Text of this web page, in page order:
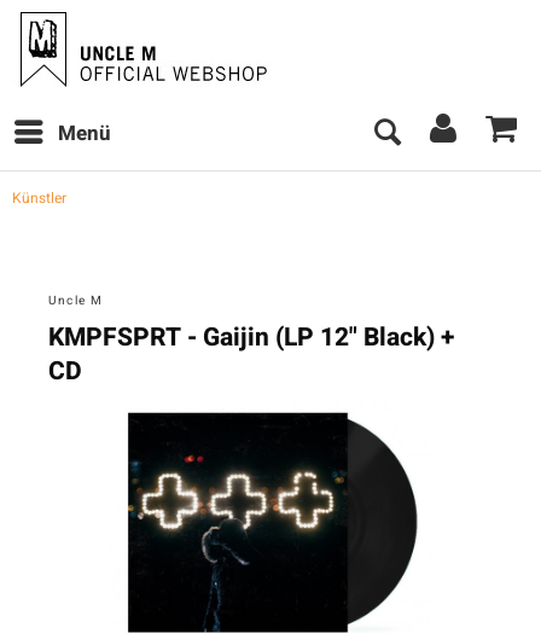
Menü
Künstler
Uncle M
KMPFSPRT - Gaijin (LP 12" Black) +
CD